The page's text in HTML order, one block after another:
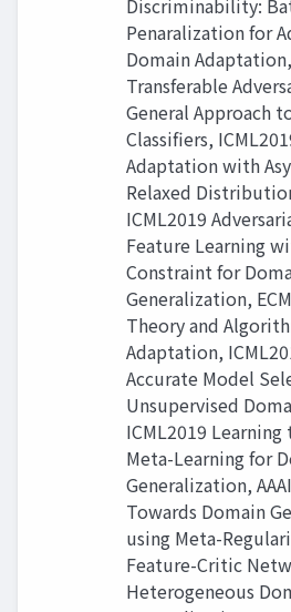
Discriminability:
Penaralization for
Domain
Transferable
General Approach
Classifiers,
Adaptation with
Relaxed
ICML2019
Feature Learning
Constraint for
Generalization,
Theory and
Adaptation,
Accurate Model
Unsupervised
ICML2019
Meta-Learning for
Generalization,
Towards Domain
using Meta-
Feature-Critic
Heterogeneous